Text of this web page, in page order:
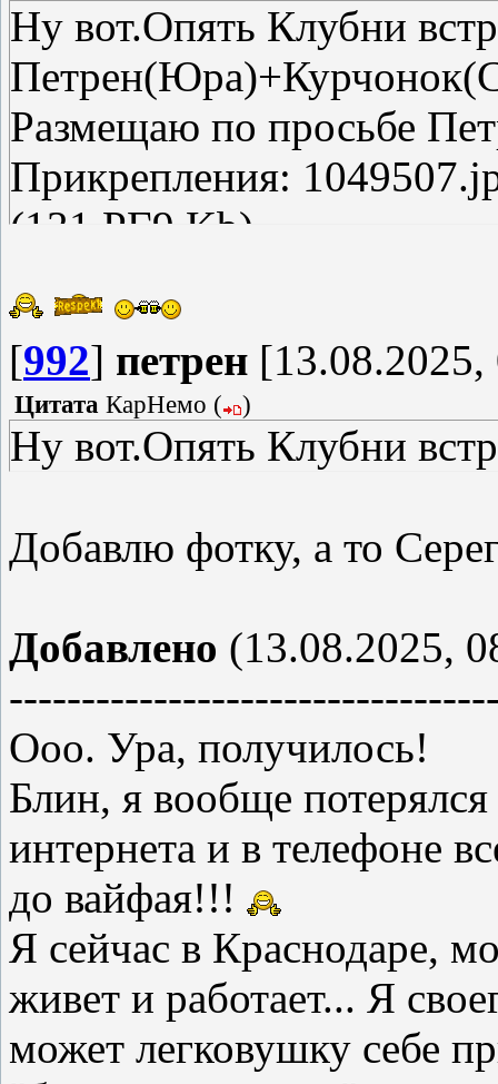
Ну вот.Опять Клубни
Размещаю по просьбе
Прикрепления:
(131.РГ9 Kb)
[992] петрен
Цитата КарНемо ( )
Ну вот.Опять Клубни
Добавлю фотку, а то
Добавлено (13.08.2025,
Ооо. Ура, получилось!
Блин, я вообще потерялся
интернета и в телефоне
до вайфая!!!
Я сейчас в Краснодаре,
живет и работает... Я
может легковушку себе